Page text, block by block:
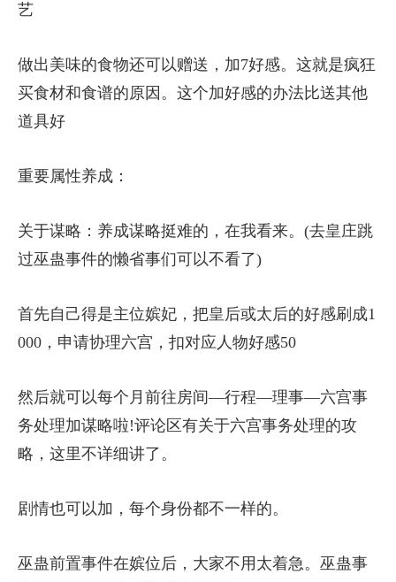
艺
做出美味的食物还可以赠送，加7好感。这就是疯狂
买食材和食谱的原因。这个加好感的办法比送其他
道具好
重要属性养成：
关于谋略：养成谋略挺难的，在我看来。(去皇庄跳
过巫蛊事件的懒省事们可以不看了)
首先自己得是主位嫔妃，把皇后或太后的好感刷成1
000，申请协理六宫，扣对应人物好感50
然后就可以每个月前往房间—行程—理事—六宫事
务处理加谋略啦!评论区有关于六宫事务处理的攻
略，这里不详细讲了。
剧情也可以加，每个身份都不一样的。
巫蛊前置事件在嫔位后，大家不用太着急。巫蛊事